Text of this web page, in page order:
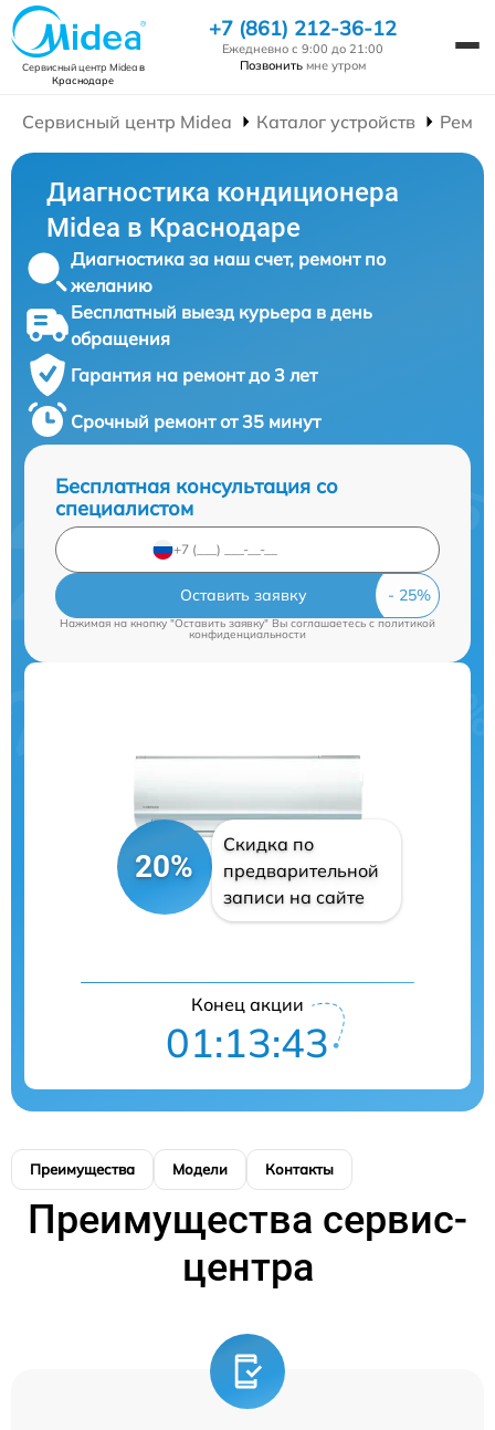
Сервисный центр Mideaв
Краснодаре
+7 (861) 212-36-12
Ежедневно с 9:00 до 21:00
Позвонить мне утром
Сервисный центр Midea Каталог устройств
Диагностика кондиционера
Midea в Краснодаре
Диагностика за наш счет, ремонт по
желанию
Бесплатный выезд курьера в день
обращения
Гарантия на ремонт до 3 лет
Срочный ремонт от 35 минут
Бесплатная консультация со
специалистом
Оставить заявку
Нажимая на кнопку "Оставить заявку" Вы соглашаетесь cполитикой
конфиденциальности
20%
Скидка по
предварительной
записи на сайте
Конец акции
01:13:43
Преимущества Модели Контакты
Преимущества сервис-
центра